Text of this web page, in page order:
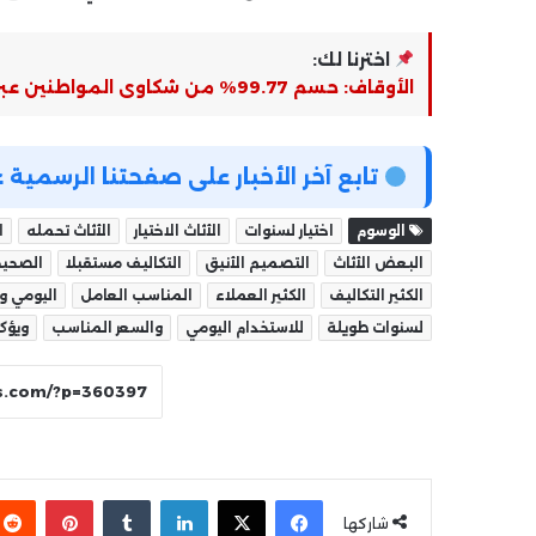
اخترنا لك:
الأوقاف: حسم 99.77% من شكاوى المواطنين عبر المنظومة الحكومية خلال الفترة الماضية
تابع آخر الأخبار على صفحتنا
الوسوم اختيار لسنوات الأثاث الاختيار الأثاث تحمله
البعض الأثاث
التصميم الأنيق التكاليف مستقبلا
الكثير التكاليف
الكثير العملاء المناسب العامل اليومي
لسنوات طويلة
للاستخدام اليومي والسعر المناسب
شاركها
فيسبوك
‫X لينكدإن